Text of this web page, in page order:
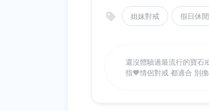
姐妹對戒 假日休閒
還沒體驗過最流行的寶石
指🧡情侶對戒 都適合 別